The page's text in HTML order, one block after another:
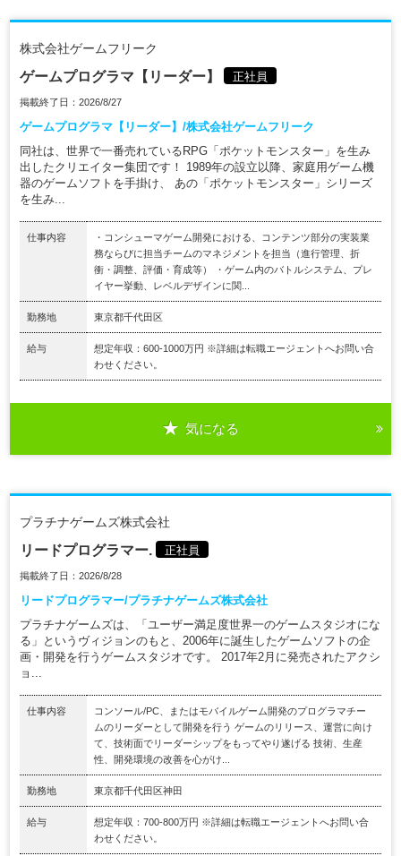
株式会社ゲームフリーク
ゲームプログラマ【リーダー】 正社員
掲載終了日：2026/8/27
ゲームプログラマ【リーダー】/株式会社ゲームフリーク
同社は、世界で一番売れているRPG「ポケットモンスター」を生み
出したクリエイター集団です！ 1989年の設立以降、家庭用ゲーム機
器のゲームソフトを手掛け、 あの「ポケットモンスター」シリーズ
を生み...
仕事内容
・コンシューマゲーム開発における、コンテンツ部分の実装業
務ならびに担当チームのマネジメントを担当（進行管理、折
衝・調整、評価・育成等） ・ゲーム内のバトルシステム、プレ
イヤー挙動、レベルデザインに関...
勤務地 東京都千代田区
給与
想定年収：600-1000万円 ※詳細は転職エージェントへお問い合
わせください。
気になる
プラチナゲームズ株式会社
リードプログラマー. 正社員
掲載終了日：2026/8/28
リードプログラマー/プラチナゲームズ株式会社
プラチナゲームズは、「ユーザー満足度世界一のゲームスタジオにな
る」というヴィジョンのもと、2006年に誕生したゲームソフトの企
画・開発を行うゲームスタジオです。 2017年2月に発売されたアクシ
ョ...
仕事内容
コンソール/PC、またはモバイルゲーム開発のプログラマチー
ムのリーダーとして開発を行う ゲームのリリース、運営に向け
て、技術面でリーダーシップをもってやり遂げる 技術、生産
性、開発環境の改善を心がけ...
勤務地 東京都千代田区神田
給与
想定年収：700-800万円 ※詳細は転職エージェントへお問い合
わせください。